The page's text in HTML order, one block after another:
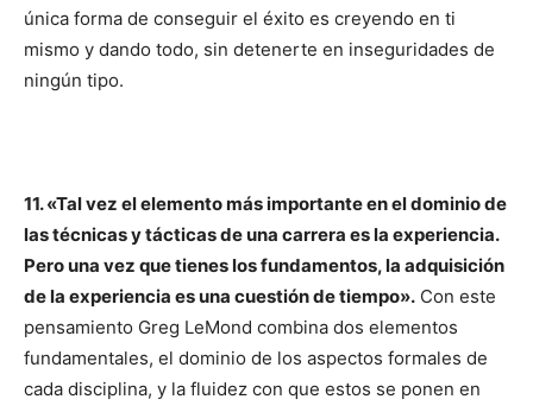
única forma de conseguir el éxito es creyendo en ti
mismo y dando todo, sin detenerte en inseguridades de
ningún tipo.
11. «Tal vez el elemento más importante en el dominio de
las técnicas y tácticas de una carrera es la experiencia.
Pero una vez que tienes los fundamentos, la adquisición
de la experiencia es una cuestión de tiempo». Con este
pensamiento Greg LeMond combina dos elementos
fundamentales, el dominio de los aspectos formales de
cada disciplina, y la fluidez con que estos se ponen en